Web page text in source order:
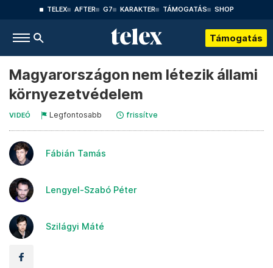
TELEX AFTER G7 KARAKTER TÁMOGATÁS SHOP
Támogatás
Magyarországon nem létezik állami
környezetvédelem
VIDEÓ Legfontosabb frissítve
Fábián Tamás
Lengyel-Szabó Péter
Szilágyi Máté